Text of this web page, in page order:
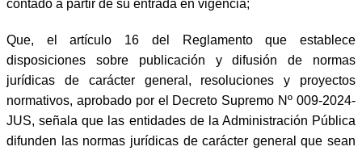
contado a partir de su entrada en vigencia;
Que, el artículo 16 del Reglamento que establece
disposiciones sobre publicación y difusión de normas
jurídicas de carácter general, resoluciones y proyectos
normativos, aprobado por el Decreto Supremo Nº 009-2024-
JUS, señala que las entidades de la Administración Pública
difunden las normas jurídicas de carácter general que sean